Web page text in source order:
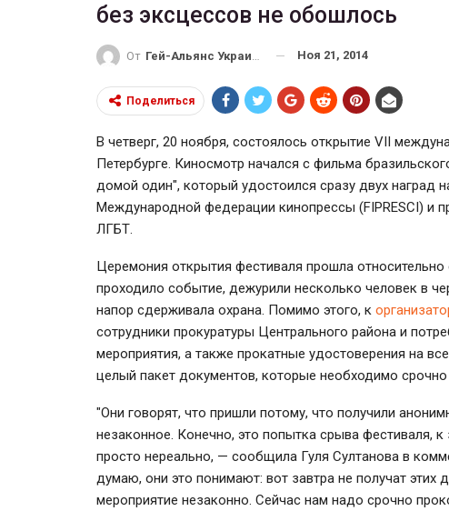
без эксцессов не обошлось
От Гей-Альянс Украина Ноя 21, 2014
Поделиться
В четверг, 20 ноября, состоялось открытие VII
Петербурге. Киносмотр начался с фильма
домой один", который удостоился сразу двух наград
Международной федерации кинопрессы (FIPRESCI) и
ЛГБТ.
Церемония открытия фестиваля прошла
проходило событие, дежурили несколько человек в
напор сдерживала охрана. Помимо этого, к
сотрудники прокуратуры Центрального района и
мероприятия, а также прокатные удостоверения на
целый пакет документов, которые необходимо
"Они говорят, что пришли потому, что получили
незаконное. Конечно, это попытка срыва фестиваля,
просто нереально, — сообщила Гуля Султанова в
думаю, они это понимают: вот завтра не получат этих
мероприятие незаконно. Сейчас нам надо срочно